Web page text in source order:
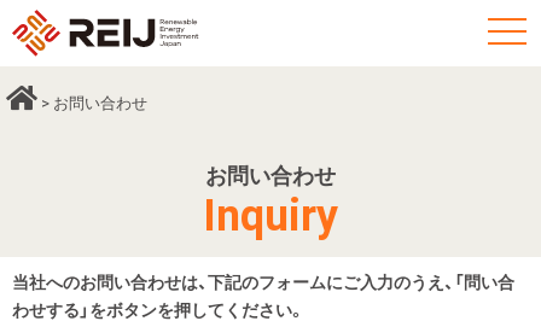
t
v
> お問い合わせ
お問い合わせ
Inquiry
当社へのお問い合わせは、下記のフォームにご入力のうえ、「問い合
わせする」をボタンを押してください。